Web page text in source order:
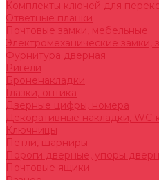
Комплекты ключей для
Ответные планки
Почтовые замки, мебельные
Электромеханические замки,
Фурнитура дверная
Ригели
Броненакладки
Глазки, оптика
Дверные цифры, номера
Декоративные накладки, WC-
Ключницы
Петли, шарниры
Пороги дверные, упоры
Почтовые ящики